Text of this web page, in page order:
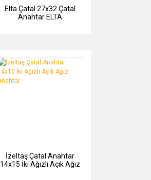
Elta Çatal 27x32 Çatal
Anahtar ELTA
İzeltaş Çatal Anahtar
14x15 İki Ağızlı Açık Ağız